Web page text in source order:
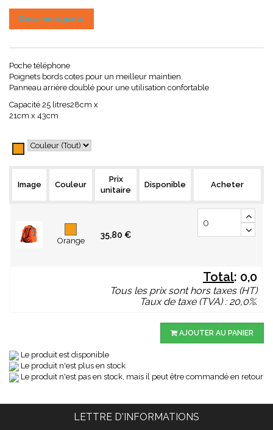
Documents joints
Poche téléphone
Poignets bords cotes pour un meilleur maintien.
Panneau arrière doublé pour une utilisation confortable
Capacité 25 litres28cm x
21cm x 43cm
Orange
Image Couleur
Prix
unitaire
Disponible Acheter
Orange
35,80 €
Total: 0,0
Tous les prix sont hors taxes (HT)
Taux de taxe (TVA) : 20,0%.
AJOUTER AU PANIER
Le produit est disponible
Le produit n'est plus en stock
Le produit n'est pas en stock, mais il peut être commandé en retour
LETTRE D'INFORMATIONS